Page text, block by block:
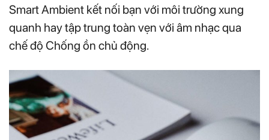
Smart Ambient kết nối bạn với môi trường xung
quanh hay tập trung toàn vẹn với âm nhạc qua
chế độ Chống ồn chủ động.